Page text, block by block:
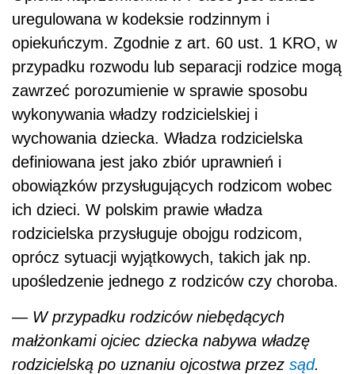
uregulowana w kodeksie rodzinnym i
opiekuńczym. Zgodnie z art. 60 ust. 1 KRO, w
przypadku rozwodu lub separacji rodzice mogą
zawrzeć porozumienie w sprawie sposobu
wykonywania władzy rodzicielskiej i
wychowania dziecka. Władza rodzicielska
definiowana jest jako zbiór uprawnień i
obowiązków przysługujących rodzicom wobec
ich dzieci. W polskim prawie władza
rodzicielska przysługuje obojgu rodzicom,
oprócz sytuacji wyjątkowych, takich jak np.
upośledzenie jednego z rodziców czy choroba.
— W przypadku rodziców niebędących
małżonkami ojciec dziecka nabywa władzę
rodzicielską po uznaniu ojcostwa przez sąd.